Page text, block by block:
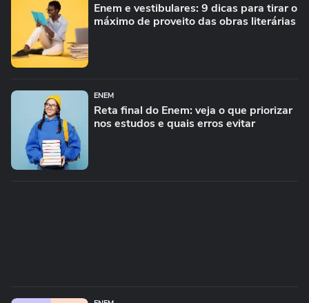
Enem e vestibulares: 9 dicas para tirar o
máximo de proveito das obras literárias
ENEM
Reta final do Enem: veja o que priorizar
nos estudos e quais erros evitar